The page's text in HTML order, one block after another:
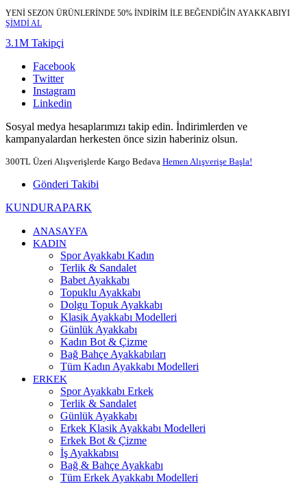
YENİ SEZON ÜRÜNLERİNDE 50% İNDİRİM İLE BEĞENDİĞİN AYAKKABIYI
ŞİMDİ AL
3.1M Takipçi
Facebook
Twitter
Instagram
Linkedin
Sosyal medya hesaplarımızı takip edin. İndirimlerden ve
kampanyalardan herkesten önce sizin haberiniz olsun.
300TL Üzeri Alışverişlerde Kargo Bedava Hemen Alışverişe Başla!
Gönderi Takibi
KUNDURAPARK
ANASAYFA
KADIN
Spor Ayakkabı Kadın
Terlik & Sandalet
Babet Ayakkabı
Topuklu Ayakkabı
Dolgu Topuk Ayakkabı
Klasik Ayakkabı Modelleri
Günlük Ayakkabı
Kadın Bot & Çizme
Bağ Bahçe Ayakkabıları
Tüm Kadın Ayakkabı Modelleri
ERKEK
Spor Ayakkabı Erkek
Terlik & Sandalet
Günlük Ayakkabı
Erkek Klasik Ayakkabı Modelleri
Erkek Bot & Çizme
İş Ayakkabısı
Bağ & Bahçe Ayakkabı
Tüm Erkek Ayakkabı Modelleri